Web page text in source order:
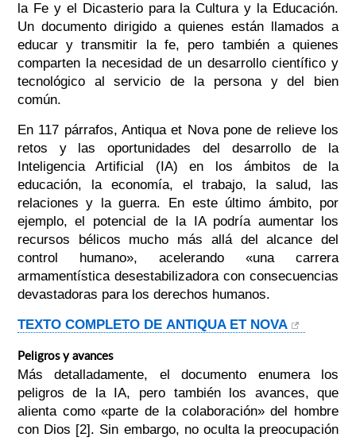
la Fe y el Dicasterio para la Cultura y la Educación.
Un documento dirigido a quienes están llamados a
educar y transmitir la fe, pero también a quienes
comparten la necesidad de un desarrollo científico y
tecnológico al servicio de la persona y del bien
común.
En 117 párrafos, Antiqua et Nova pone de relieve los
retos y las oportunidades del desarrollo de la
Inteligencia Artificial (IA) en los ámbitos de la
educación, la economía, el trabajo, la salud, las
relaciones y la guerra. En este último ámbito, por
ejemplo, el potencial de la IA podría aumentar los
recursos bélicos mucho más allá del alcance del
control humano», acelerando «una carrera
armamentística desestabilizadora con consecuencias
devastadoras para los derechos humanos.
TEXTO COMPLETO DE ANTIQUA ET NOVA
Peligros y avances
Más detalladamente, el documento enumera los
peligros de la IA, pero también los avances, que
alienta como «parte de la colaboración» del hombre
con Dios [2]. Sin embargo, no oculta la preocupación